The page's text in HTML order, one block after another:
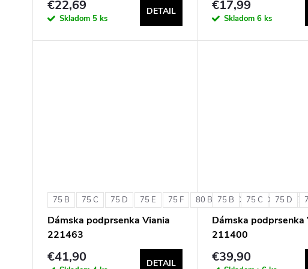
€22,69
Skladom 5 ks
DETAIL €17,99
Skladom6 ks
75 B 75 C 75 D 75 E 75 F 80 B 80 C 80 D 80 E
Dámska podprsenka Viania
221463
€41,90 DETAIL
75 B 75 C 75 D
Dámska podprsenka
211400
€39,90